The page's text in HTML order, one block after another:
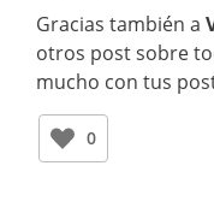
Gracias también a
otros post sobre
mucho con tus
0